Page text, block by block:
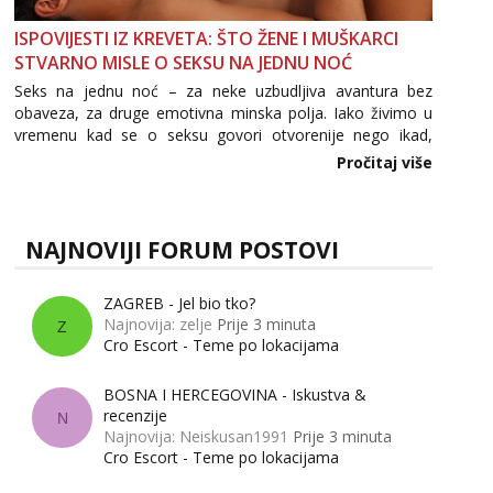
ISPOVIJESTI IZ KREVETA: ŠTO ŽENE I MUŠKARCI
STVARNO MISLE O SEKSU NA JEDNU NOĆ
Seks na jednu noć – za neke uzbudljiva avantura bez
obaveza, za druge emotivna minska polja. Iako živimo u
vremenu kad se o seksu govori otvorenije nego ikad,
tema „jedne noći strasti“ i dalje izaziva burne rasprave. Što
Pročitaj više
NAJNOVIJI FORUM POSTOVI
Z
ZAGREB - Jel bio tko?
Najnovija: zelje Prije 3 minuta
Cro Escort - Teme po lokacijama
N
BOSNA I HERCEGOVINA - Iskustva &
recenzije
Najnovija: Neiskusan1991 Prije 3 minuta
Cro Escort - Teme po lokacijama